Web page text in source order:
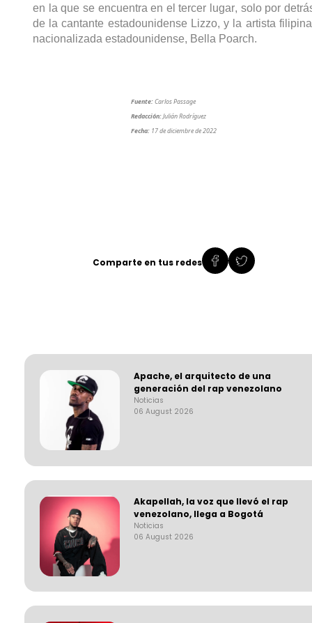
Apache, el arquitecto de una
generación del rap venezolano
Noticias
06 August 2026
Akapellah, la voz que llevó el rap
venezolano, llega a Bogotá
Noticias
06 August 2026
en la que se encuentra en el tercer lugar, solo por
de la cantante estadounidense Lizzo, y la artista
nacionalizada estadounidense, Bella Poarch.
Fuente: Carlos Passage
Redacción: Julián Rodríguez
Fecha: 17 de diciembre de 2022
Comparte en tus redes